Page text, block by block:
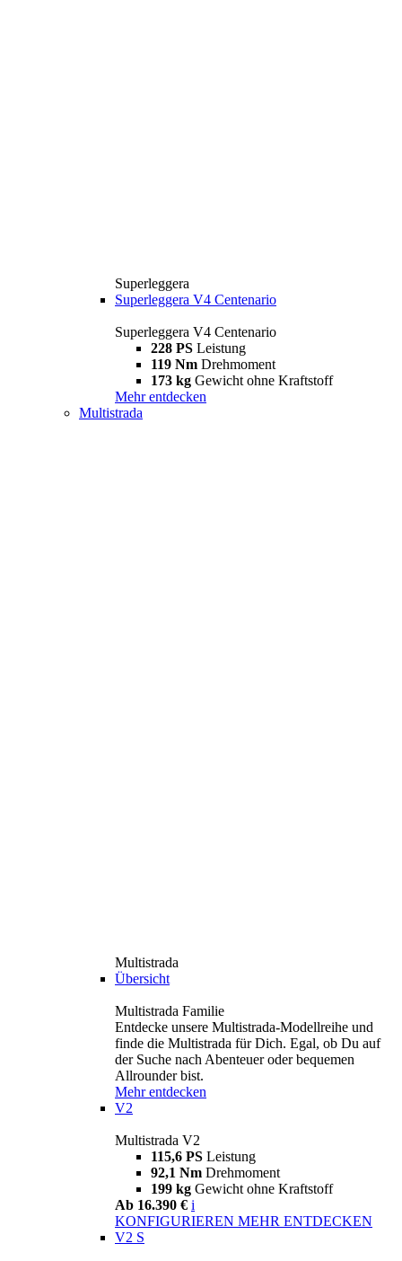
Superleggera
Superleggera V4 Centenario
Superleggera V4 Centenario
228 PS Leistung
119 Nm Drehmoment
173 kg Gewicht ohne Kraftstoff
Mehr entdecken
Multistrada
Multistrada
Übersicht
Multistrada Familie
Entdecke unsere Multistrada-Modellreihe und
finde die Multistrada für Dich. Egal, ob Du auf
der Suche nach Abenteuer oder bequemen
Allrounder bist.
Mehr entdecken
V2
Multistrada V2
115,6 PS Leistung
92,1 Nm Drehmoment
199 kg Gewicht ohne Kraftstoff
Ab 16.390 € i
KONFIGURIEREN MEHR ENTDECKEN
V2 S